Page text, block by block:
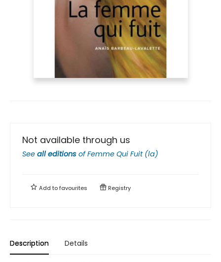
Not available through us
See all editions ofFemme Qui Fuit (la)
Add tofavourites Registry
Description Details